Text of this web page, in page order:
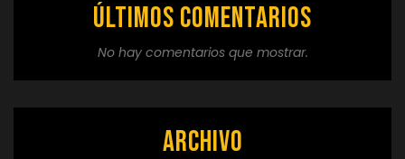
Últimos comentarios
No hay comentarios que mostrar.
Archivo